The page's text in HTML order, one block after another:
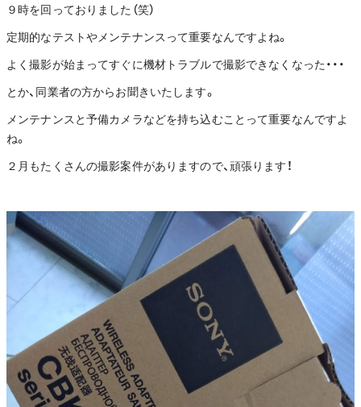
９時を回っておりました（笑）
定期的なテストやメンテナンスって重要なんですよね。
よく撮影が始まってすぐに機材トラブルで撮影できなくなった・・・
とか、同業者の方からお聞きいたします。
メンテナンスと予備カメラなどを持ち込むことって重要なんですよ
ね。
２月もたくさんの撮影案件がありますので、頑張ります！